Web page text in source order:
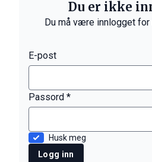
Du er ikke
Du må være innlogget for
E-post
Passord *
Husk meg
Logg inn